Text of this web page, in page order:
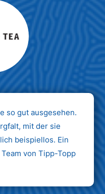
AG
so gut ausgesehen.
mit der sie
beispiellos. Ein
von Tipp-Topp